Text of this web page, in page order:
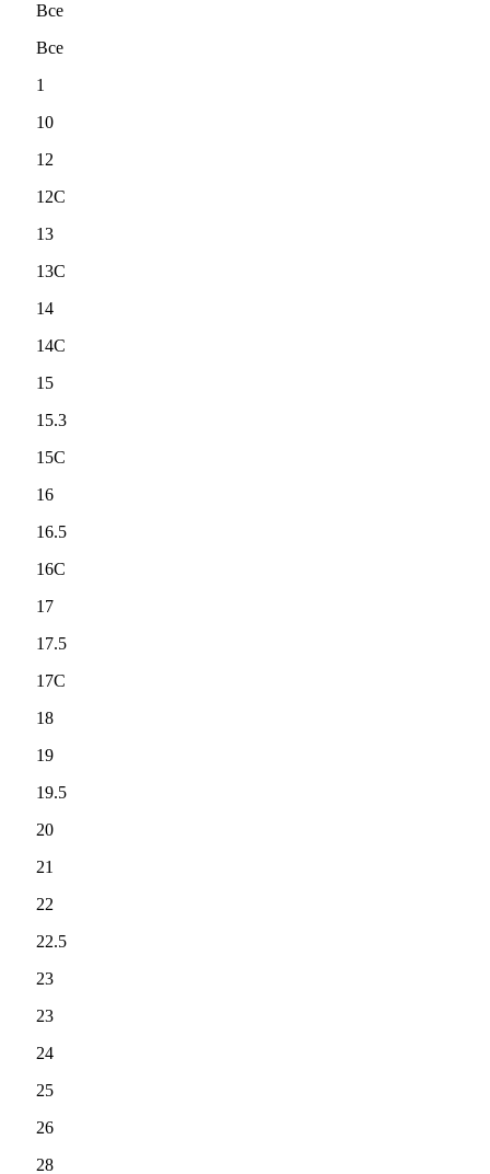
Все
Все
1
10
12
12C
13
13C
14
14C
15
15.3
15C
16
16.5
16C
17
17.5
17C
18
19
19.5
20
21
22
22.5
23
23
24
25
26
28